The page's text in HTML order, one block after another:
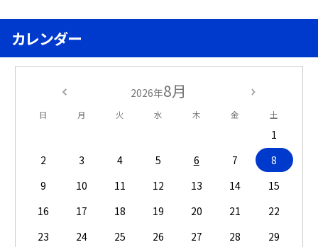
カレンダー
2026年8月
日 月 火 水 木 金 土
1
2
3 4 5 6 7
8
9
10 11 12 13 14
15
16
17 18 19 20 21
22
23
24 25 26 27 28
29